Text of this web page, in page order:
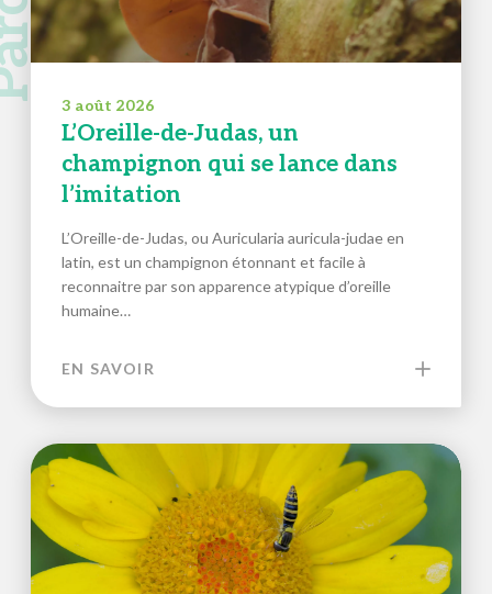
3 août 2026
L’Oreille-de-Judas, un
champignon qui se lance dans
l’imitation
L’Oreille-de-Judas, ou Auricularia auricula-judae en
latin, est un champignon étonnant et facile à
reconnaitre par son apparence atypique d’oreille
humaine…
EN SAVOIR